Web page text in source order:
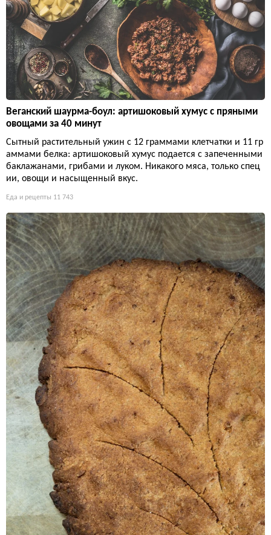
Веганский шаурма-боул: артишоковый хумус с пряными
овощами за 40 минут
Сытный растительный ужин с 12 граммами клетчатки и 11 гр
аммами белка: артишоковый хумус подается с запеченными
баклажанами, грибами и луком. Никакого мяса, только спец
ии, овощи и насыщенный вкус.
Еда и рецепты 11 743